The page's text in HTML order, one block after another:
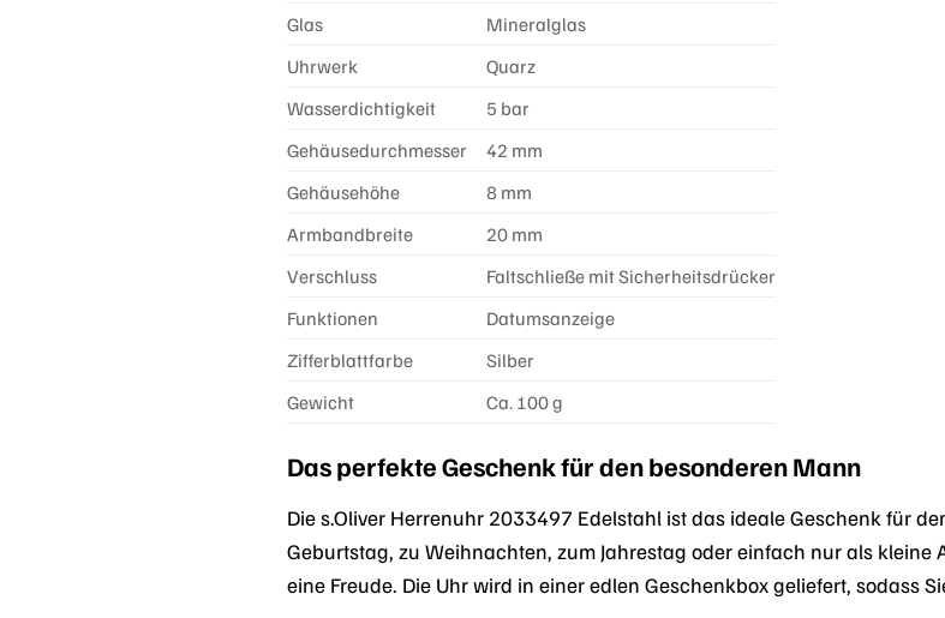
Glas
Mineralglas
Uhrwerk
Quarz
Wasserdichtigkeit
5 bar
Gehäusedurchmesser
42 mm
Gehäusehöhe
8 mm
Armbandbreite
20 mm
Verschluss
Faltschließe mit Sicherheitsdrücker
Funktionen
Datumsanzeige
Zifferblattfarbe
Silber
Gewicht
Ca. 100 g
Das perfekte Geschenk für den besonderen Mann
Die s.Oliver Herrenuhr 2033497 Edelstahl ist das ideale Geschenk für
Geburtstag, zu Weihnachten, zum Jahrestag oder einfach nur als
eine Freude. Die Uhr wird in einer edlen Geschenkbox geliefert, sodass